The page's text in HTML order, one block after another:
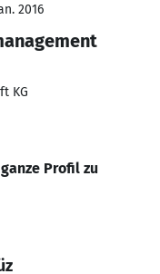
2016
KG
Profil zu